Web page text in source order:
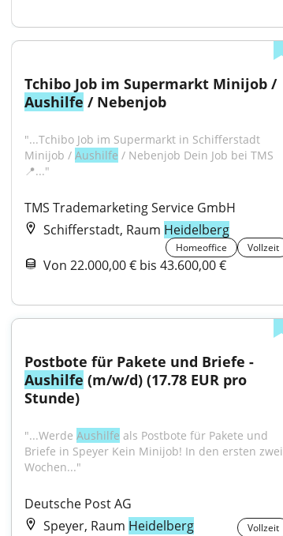
Tchibo Job im Supermarkt Minijob /
Aushilfe / Nebenjob
"...Tchibo Job im Supermarkt in Schifferstadt
Minijob / Aushilfe / Nebenjob Dein Job bei TMS
📍..."
TMS Trademarketing Service GmbH
Schifferstadt, Raum Heidelberg
Homeoffice Vollzeit
Von 22.000,00 € bis 43.600,00 €
Aushilfe (m/w/d) (17.78 EUR pro
Stunde)
"...Werde Aushilfe als Postbote für Pakete und
Briefe in Speyer Kein Minijob! In den ersten zwei
Wochen..."
Deutsche Post AG
Speyer, Raum Heidelberg Vollzeit